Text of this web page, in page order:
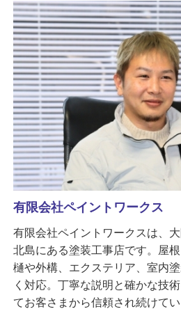
有限会社ペイントワークス
有限会社ペイントワークスは、
北島にある塗装工事店です。屋
樋や外構、エクステリア、室内
く対応。丁寧な説明と確かな技
てお客さまから信頼され続けてい